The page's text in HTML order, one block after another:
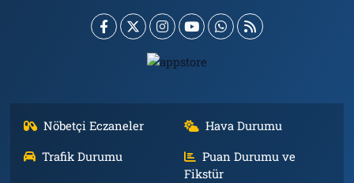
Nöbetçi Eczaneler
Hava Durumu
Trafik Durumu
Puan Durumu ve
Fikstür